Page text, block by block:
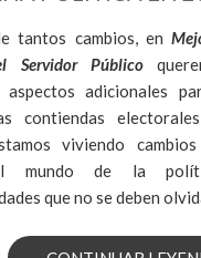
tantos cambios, en
Servidor Público
aspectos adicionales
contiendas
viviendo
mundo de la
que no se deben